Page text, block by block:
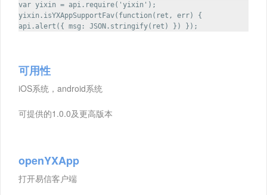
var yixin = api.require('yixin');
yixin.isYXAppSupportFav(function(ret, err) {
api.alert({ msg: JSON.stringify(ret) }) });
可用性
iOS系统，android系统
可提供的1.0.0及更高版本
openYXApp
打开易信客户端